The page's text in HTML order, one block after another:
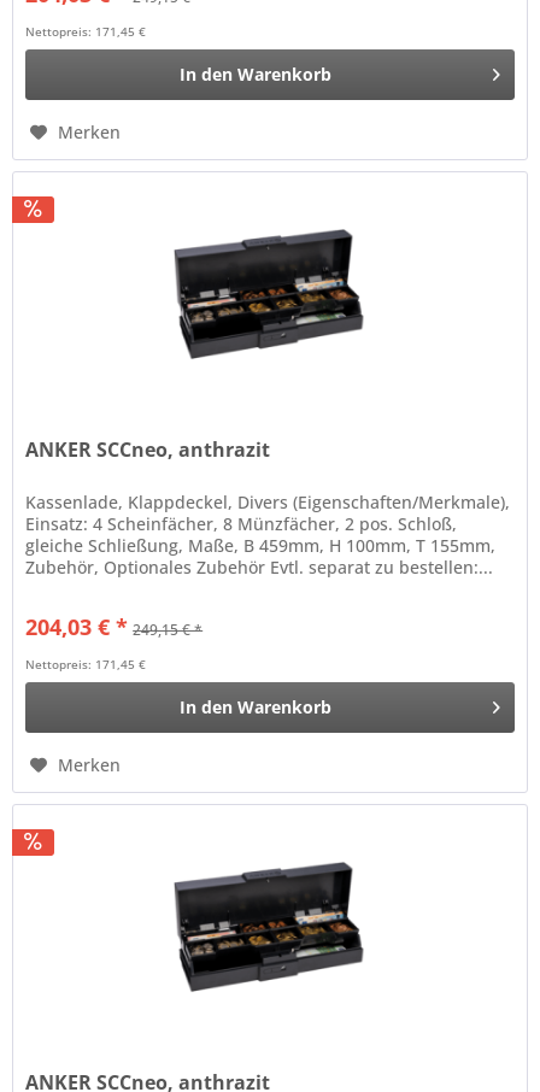
Nettopreis: 171,45 €
In den Warenkorb
Merken
ANKER SCCneo, anthrazit
Kassenlade, Klappdeckel, Divers (Eigenschaften/Merkmale),
Einsatz: 4 Scheinfächer, 8 Münzfächer, 2 pos. Schloß,
gleiche Schließung, Maße, B 459mm, H 100mm, T 155mm,
Zubehör, Optionales Zubehör Evtl. separat zu bestellen:...
204,03 € * 249,15 € *
Nettopreis: 171,45 €
In den Warenkorb
Merken
ANKER SCCneo, anthrazit